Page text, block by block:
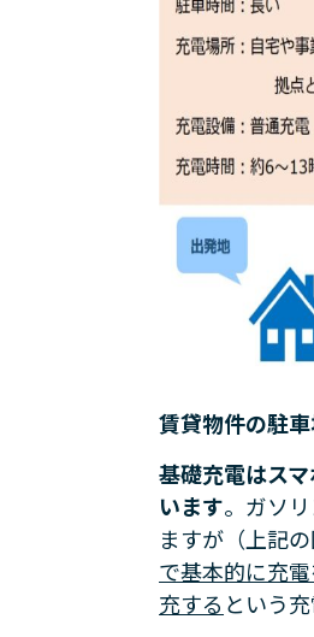
賃貸物件の駐
基礎充電はス
います。ガソ
ますが（上記
で基本的に充
充する という